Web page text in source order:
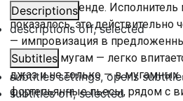
Descriptions
descriptions off, selected
Subtitles
subtitles settings, opens
subtitles off, selected
опытный ханенде.
показалось, это
— импровизация в
случайно мугам — легко
джаз и не только — в мугамных
фортепьянные пьесы, рядом с